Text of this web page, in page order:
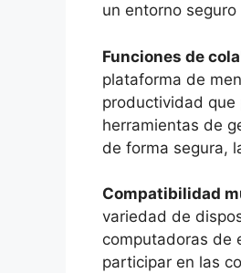
un entorno
Funciones de
plataforma de
productividad que
herramientas de
de forma segura,
Compatibilidad
variedad de
computadoras de
participar en las